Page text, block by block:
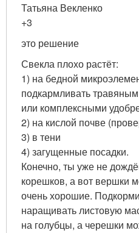
Татьяна Векленко
+3
это решение
Свекла плохо растёт:
1) на бедной
подкармливать
или комплексными
2) на кислой почве
3) в тени
4) загущенные посадки.
Конечно, ты уже не
корешков, а вот вершки
очень хорошие.
наращивать листовую
на голубцы, а черешки